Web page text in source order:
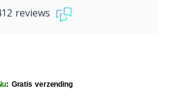
reviews
: Gratis verzending